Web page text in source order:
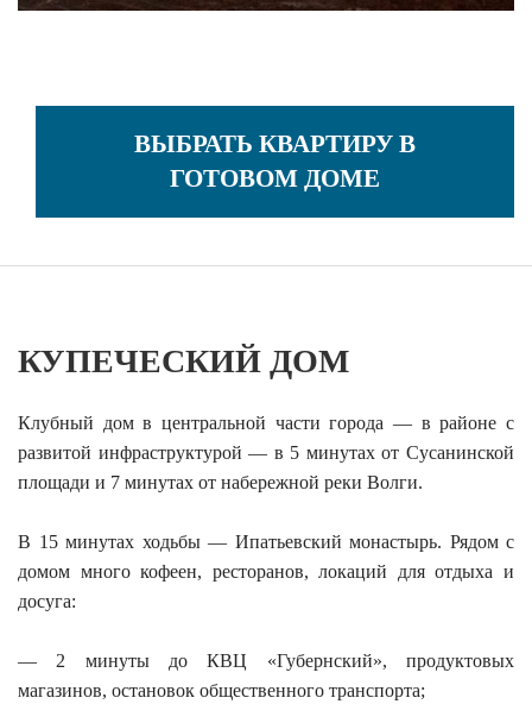
ВЫБРАТЬ КВАРТИРУ В
ГОТОВОМ ДОМЕ
КУПЕЧЕСКИЙ ДОМ
Клубный дом в центральной части города — в районе с
развитой инфраструктурой — в 5 минутах от Сусанинской
площади и 7 минутах от набережной реки Волги.
В 15 минутах ходьбы — Ипатьевский монастырь. Рядом с
домом много кофеен, ресторанов, локаций для отдыха и
досуга:
— 2 минуты до КВЦ «Губернский», продуктовых
магазинов, остановок общественного транспорта;